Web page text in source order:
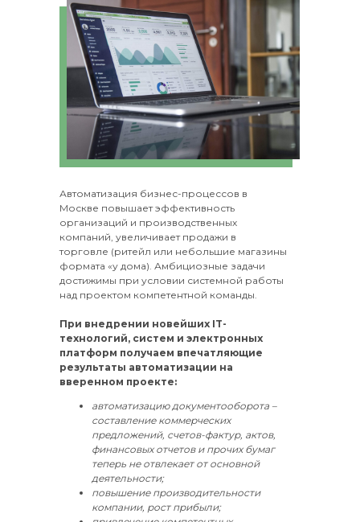
Автоматизация бизнес-процессов в
Москве повышает эффективность
организаций и производственных
компаний, увеличивает продажи в
торговле (ритейл или небольшие магазины
формата «у дома). Амбициозные задачи
достижимы при условии системной работы
над проектом компетентной команды.
При внедрении новейших IT-
технологий, систем и электронных
платформ получаем впечатляющие
результаты автоматизации на
вверенном проекте:
автоматизацию документооборота –
составление коммерческих
предложений, счетов-фактур, актов,
финансовых отчетов и прочих бумаг
теперь не отвлекает от основной
деятельности;
повышение производительности
компании, рост прибыли;